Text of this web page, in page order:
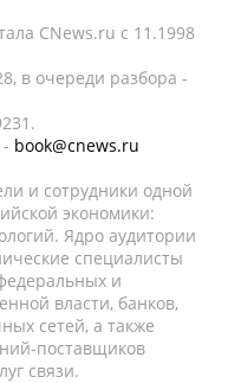
CNews.ru c 11.1998
в очереди разбора -
book@cnews.ru
и сотрудники одной
экономики:
Ядро аудитории
специалисты
и
власти, банков,
сетей, а также
поставщиков
связи.